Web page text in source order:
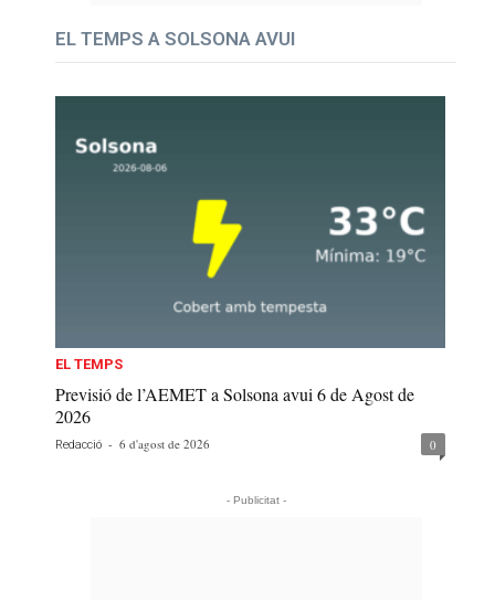
EL TEMPS A SOLSONA AVUI
EL TEMPS
Previsió de l’AEMET a Solsona avui 6 de Agost de
2026
Redacció - 6 d'agost de 2026 0
- Publicitat -